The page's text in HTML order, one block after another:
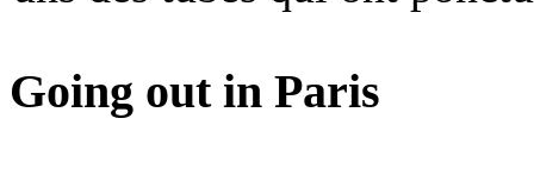
Going out in Paris